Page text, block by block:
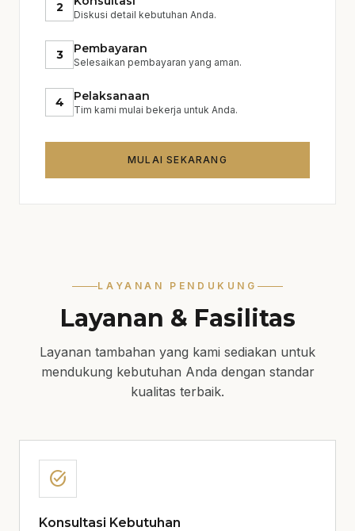
2
Diskusi detail kebutuhan Anda.
3 Pembayaran
Selesaikan pembayaran yang aman.
4 Pelaksanaan
Tim kami mulai bekerja untuk Anda.
MULAI SEKARANG
LAYANAN PENDUKUNG
Layanan & Fasilitas
Layanan tambahan yang kami sediakan untuk
mendukung kebutuhan Anda dengan standar
kualitas terbaik.
task_alt
Konsultasi Kebutuhan